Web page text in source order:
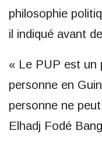
philosophie
il indiqué avant
« Le PUP est un
personne en
personne ne
Elhadj Fodé